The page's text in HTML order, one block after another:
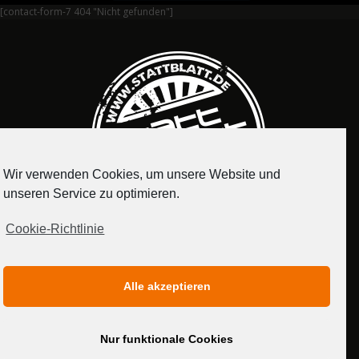
[contact-form-7 404 "Nicht gefunden"]
MEDIADATEN
Wir verwenden Cookies, um unsere Website und
unseren Service zu optimieren.
Cookie-Richtlinie
Alle akzeptieren
Nur funktionale Cookies